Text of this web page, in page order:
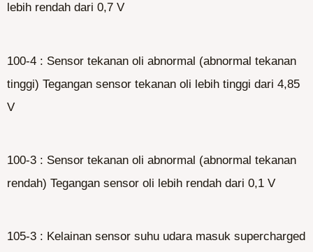
lebih rendah dari 0,7 V
100-4 : Sensor tekanan oli abnormal (abnormal tekanan
tinggi) Tegangan sensor tekanan oli lebih tinggi dari 4,85
V
100-3 : Sensor tekanan oli abnormal (abnormal tekanan
rendah) Tegangan sensor oli lebih rendah dari 0,1 V
105-3 : Kelainan sensor suhu udara masuk supercharged